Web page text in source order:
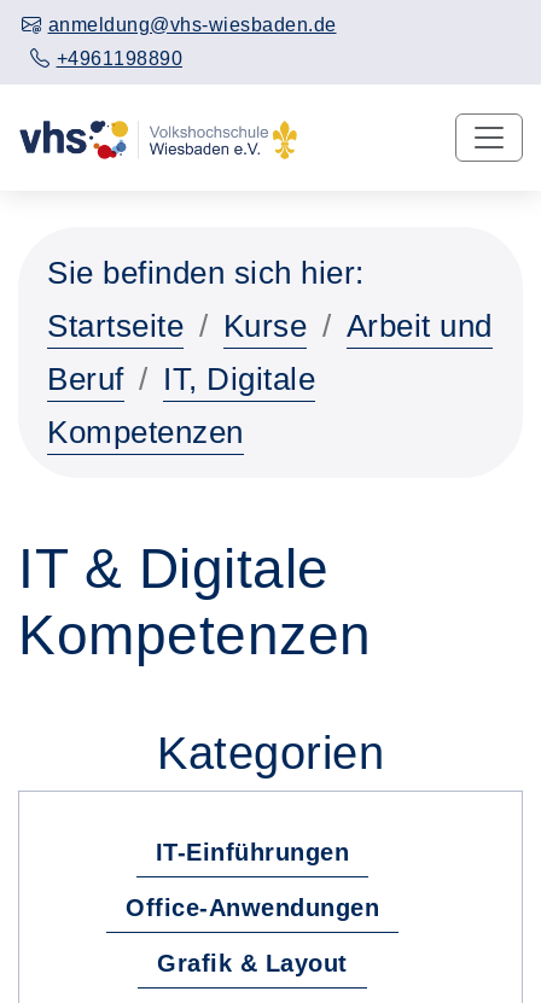
anmeldung@vhs-wiesbaden.de
+4961198890
Sie befinden sich hier:
Startseite
Kurse
Arbeit und
Beruf
IT, Digitale
Kompetenzen
IT & Digitale
Kompetenzen
Kategorien
IT-Einführungen
Office-Anwendungen
Grafik & Layout